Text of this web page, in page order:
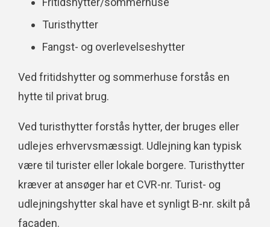
Turisthytter
Fangst- og overlevelseshytter
Ved fritidshytter og sommerhuse forstås en
hytte til privat brug.
Ved turisthytter forstås hytter, der bruges eller
udlejes erhvervsmæssigt. Udlejning kan typisk
være til turister eller lokale borgere. Turisthytter
kræver at ansøger har et CVR-nr. Turist- og
udlejningshytter skal have et synligt B-nr. skilt på
facaden.